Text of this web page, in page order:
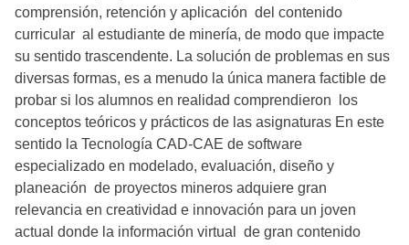
comprensión, retención y aplicación del contenido
curricular al estudiante de minería, de modo que impacte
su sentido trascendente. La solución de problemas en sus
diversas formas, es a menudo la única manera factible de
probar si los alumnos en realidad comprendieron los
conceptos teóricos y prácticos de las asignaturas En este
sentido la Tecnología CAD-CAE de software
especializado en modelado, evaluación, diseño y
planeación de proyectos mineros adquiere gran
relevancia en creatividad e innovación para un joven
actual donde la información virtual de gran contenido